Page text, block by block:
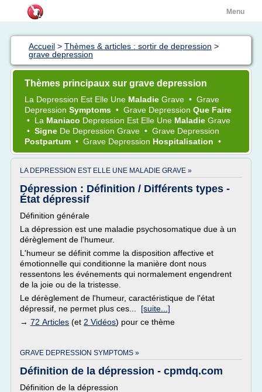
Menu
Accueil > Thèmes & articles : sortir de depression >
grave depression
Thèmes principaux sur grave depression
La Depression Est Elle Une Maladie Grave • Grave
Depression Symptoms • Grave Depression Que Faire
• La Maniaco Depression Est Elle Une Maladie Grave
• Signe De Depression Grave • Grave Depression
Postpartum • Grave Depression Hospitalisation •
LA DEPRESSION EST ELLE UNE MALADIE GRAVE »
Dépression : Définition / Différents types -
État dépressif
Définition générale
La dépression est une maladie psychosomatique due à un
dérèglement de l'humeur.
L'humeur se définit comme la disposition affective et
émotionnelle qui conditionne la manière dont nous
ressentons les événements qui normalement engendrent
de la joie ou de la tristesse.
Le dérèglement de l'humeur, caractéristique de l'état
dépressif, ne permet plus ces... [suite...]
→ 72 Articles (et 2 Vidéos) pour ce thème
GRAVE DEPRESSION SYMPTOMS »
Définition de la dépression - cpmdq.com
Définition de la dépression